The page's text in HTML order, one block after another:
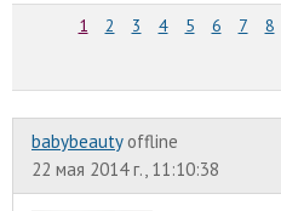
1 2 3 4 5 6 7 8
babybeauty offline
22 мая 2014 г., 11:10:38